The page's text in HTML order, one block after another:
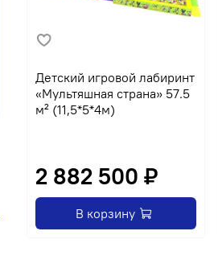
Детский игровой лабиринт
«Мультяшная страна» 57.5
м² (11,5*5*4м)
2 882 500 ₽
В корзину